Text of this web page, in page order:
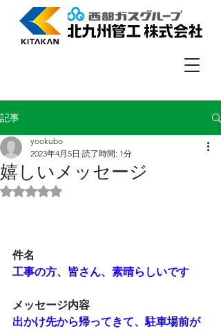
記事
嬉しいメッセージ
yookubo
2023年4月5日 読了時間: 1分
5つ星のうちNaNと評価されています。
件名
工事の方、皆さん、素晴らしいです
メッセージ内容
出かけ先から帰ってきて、駐車場前が